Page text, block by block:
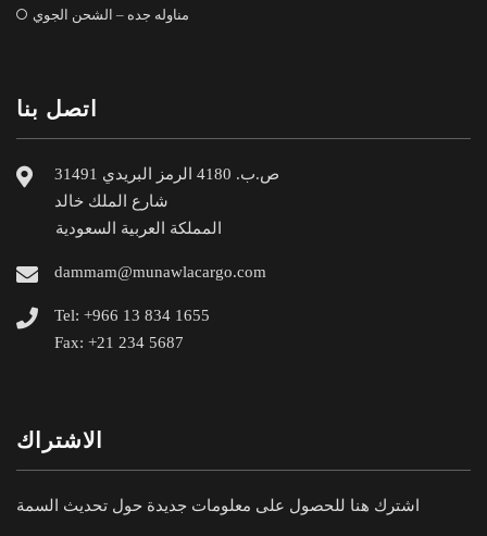
مناوله جده – الشحن الجوي
اتصل بنا
ص.ب. 4180 الرمز البريدي 31491
شارع الملك خالد
المملكة العربية السعودية
dammam@munawlacargo.com
Tel: +966 13 834 1655
Fax: +21 234 5687
الاشتراك
اشترك هنا للحصول على معلومات جديدة حول تحديث السمة